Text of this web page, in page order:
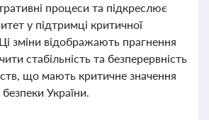
процеси та підкреслює
у підтримці критичної
зміни відображають прагнення
стабільність та безперервність
що мають критичне значення
України.